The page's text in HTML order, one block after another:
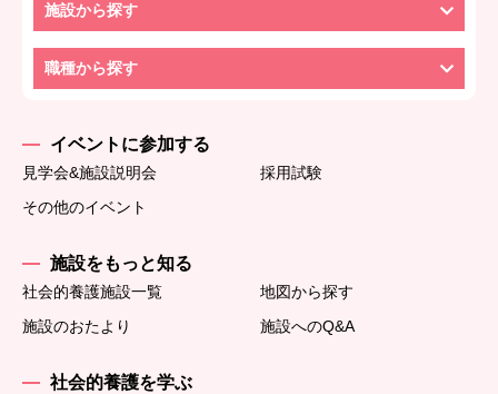
施設から探す
職種から探す
イベントに参加する
見学会&施設説明会
採用試験
その他のイベント
施設をもっと知る
社会的養護施設一覧
地図から探す
施設のおたより
施設へのQ&A
社会的養護を学ぶ